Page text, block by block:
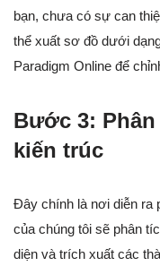
bạn, chưa có sự can
thể xuất sơ đồ dưới
Paradigm Online để
Bước 3:
kiến trúc
Đây chính là nơi diễn ra
của chúng tôi sẽ phân
diện và trích xuất các